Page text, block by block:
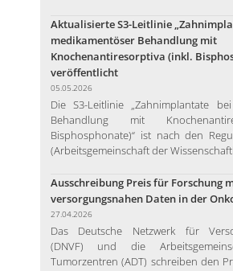
Aktualisierte S3-Leitlinie
medikamentöser Behandlung mit
Knochenantiresorptiva (inkl.
veröffentlicht
05.05.2026
Die S3-Leitlinie „Zahnimplantate
Behandlung mit
Bisphosphonate)“ ist nach den
(Arbeitsgemeinschaft der
Ausschreibung Preis für Forschung
versorgungsnahen Daten in der
27.04.2026
Das Deutsche Netzwerk für
(DNVF) und die
Tumorzentren (ADT) schreiben den